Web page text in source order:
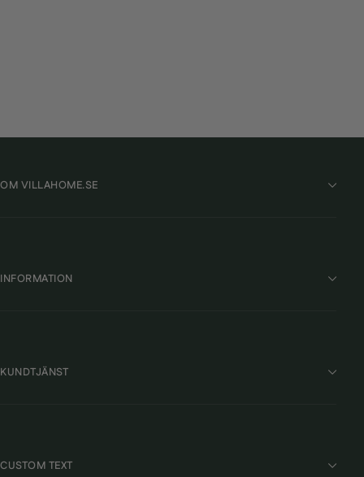
OM VILLAHOME.SE
INFORMATION
KUNDTJÄNST
CUSTOM TEXT